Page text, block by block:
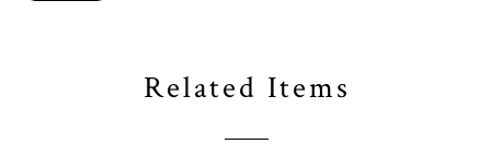
Related Items